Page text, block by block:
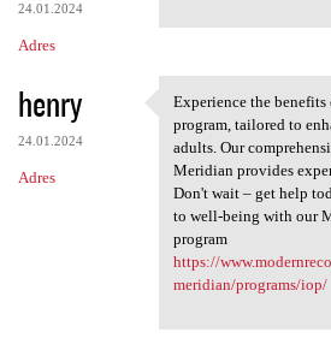
24.01.2024
Adres
henry
24.01.2024
Adres
Experience the
Experience the
program, tailored to
adults. Our
Meridian provides
Don't wait – get help
to well-being with our
program
https://
meridian/programs/iop/